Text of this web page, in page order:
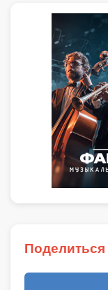
Поделиться